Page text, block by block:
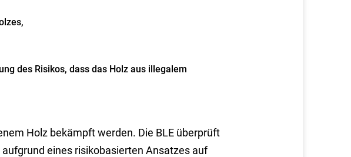
des Risikos, dass das Holz aus illegalem
Holz bekämpft werden. Die BLE überprüft
eines risikobasierten Ansatzes auf